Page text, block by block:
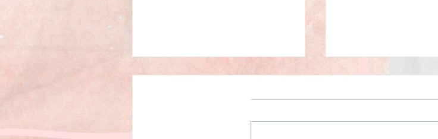
כתיבת ספר בצעד יחף